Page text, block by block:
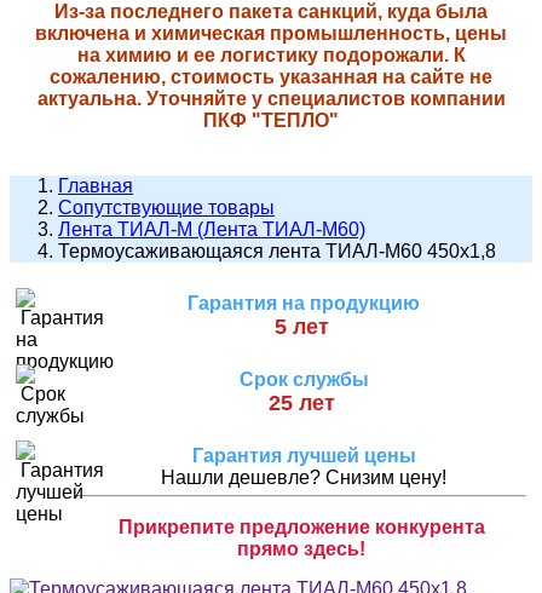
Из-за последнего пакета санкций, куда была
включена и химическая промышленность, цены
на химию и ее логистику подорожали. К
сожалению, стоимость указанная на сайте не
актуальна. Уточняйте у специалистов компании
ПКФ "ТЕПЛО"
Главная
Сопутствующие товары
Лента ТИАЛ-М (Лента ТИАЛ-М60)
Термоусаживающаяся лента ТИАЛ-М60 450х1,8
Гарантия на продукцию
5 лет
Срок службы
25 лет
Гарантия лучшей цены
Нашли дешевле? Снизим цену!
Прикрепите предложение конкурента
прямо здесь!